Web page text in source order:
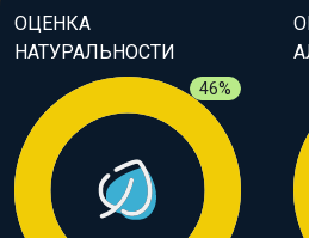
ОЦЕНКА
НАТУРАЛЬНОСТИ
46%